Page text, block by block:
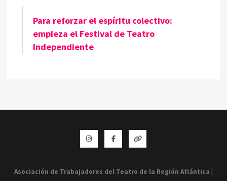
Para reforzar el espíritu colectivo:
empieza el Festival de Teatro
Independiente
InstagramFacebookWhatsapp
Asociación de Trabajadores del Teatro de la Región Atlántica